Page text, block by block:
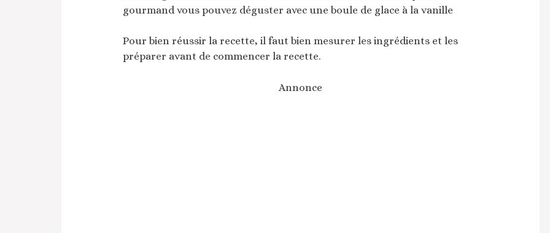
gourmand vous pouvez déguster avec une boule de glace à la vanille
Pour bien réussir la recette, il faut bien mesurer les ingrédients et les
préparer avant de commencer la recette.
Annonce